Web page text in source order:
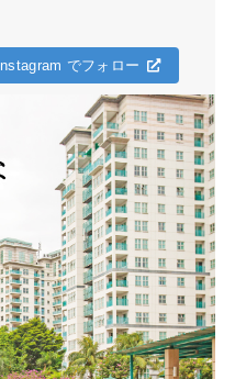
Instagram でフォロー